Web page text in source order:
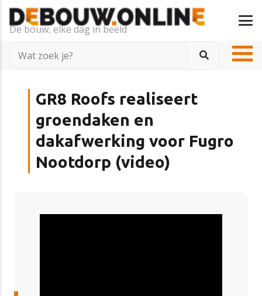
De bouw, elke dag in beeld
GR8 Roofs realiseert
groendaken en
dakafwerking voor Fugro
Nootdorp (video)